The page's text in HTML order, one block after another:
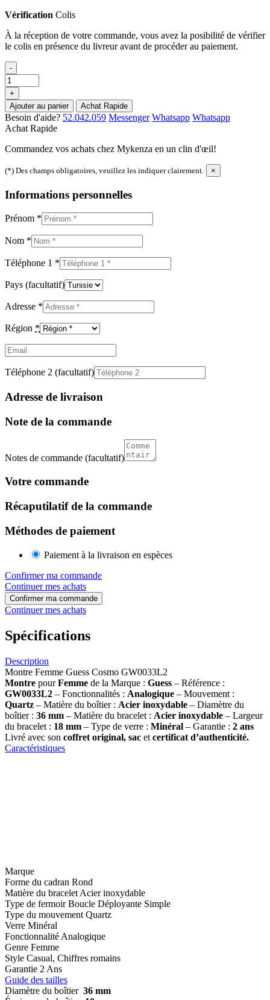
Vérification Colis
À la réception de votre commande, vous avez la posibilité de vérifier
le colis en présence du livreur avant de procéder au paiement.
-
+
Ajouter au panier
Achat Rapide
Besoin d'aide? 52.042.059 Messenger Whatsapp Whatsapp
Achat Rapide
Commandez vos achats chez Mykenza en un clin d'œil!
(*) Des champs obligatoires, veuillez les indiquer clairement. ×
Informations personnelles
Prénom *
Nom *
Téléphone 1 *
Pays (facultatif)
Adresse *
Région *
Email
Téléphone 2 (facultatif)
Adresse de livraison
Note de la commande
Notes de commande (facultatif)
Votre commande
Récaputilatif de la commande
Méthodes de paiement
Paiement à la livraison en espèces
Confirmer ma commande
Continuer mes achats
Confirmer ma commande
Continuer mes achats
Spécifications
Description
Montre Femme Guess Cosmo GW0033L2
Montre pourFemme de la Marque : Guess – Référence :
GW0033L2 – Fonctionnalités : Analogique – Mouvement :
Quartz – Matière du boîtier : Acier inoxydable – Diamètre du
boîtier : 36 mm – Matière du bracelet : Acier inoxydable – Largeur
du bracelet : 18 mm – Type de verre : Minéral – Garantie : 2 ans
Livré avec son coffret original, sac et certificat d’authenticité.
Caractéristiques
Marque
Forme du cadran Rond
Matière du bracelet Acier inoxydable
Type de fermoir Boucle Déployante Simple
Type du mouvement Quartz
Verre Minéral
Fonctionnalité Analogique
Genre Femme
Style Casual, Chiffres romains
Garantie 2 Ans
Guide des tailles
Diamètre du boîtier 36 mm